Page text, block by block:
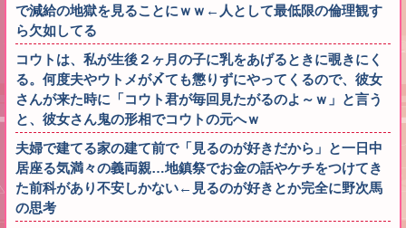
で減給の地獄を見ることにｗｗ←人として最低限の倫理観す
ら欠如してる
コウトは、私が生後２ヶ月の子に乳をあげるときに覗きにく
る。何度夫やウトメが〆ても懲りずにやってくるので、彼女
さんが来た時に「コウト君が毎回見たがるのよ～ｗ」と言う
と、彼女さん鬼の形相でコウトの元へｗ
夫婦で建てる家の建て前で「見るのが好きだから」と一日中
居座る気満々の義両親…地鎮祭でお金の話やケチをつけてき
た前科があり不安しかない←見るのが好きとか完全に野次馬
の思考